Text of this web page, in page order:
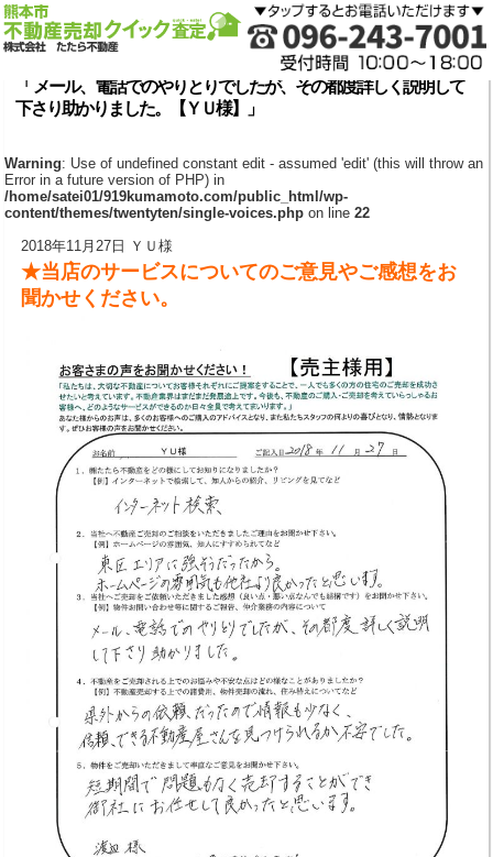
「 メール、電話でのやりとりでしたが、その都度詳しく説明して
下さり助かりました。【ＹＵ様】」
Warning: Use of undefined constant edit - assumed 'edit' (this will throw an
Error in a future version of PHP) in
/home/satei01/919kumamoto.com/public_html/wp-
content/themes/twentyten/single-voices.php on line22
2018年11月27日 ＹＵ様
★当店のサービスについてのご意見やご感想をお
聞かせください。